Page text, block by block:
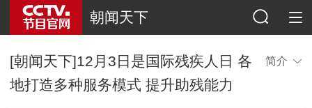
朝闻天下
[朝闻天下]12月3日是国际残疾人日 各
地打造多种服务模式 提升助残能力
简介